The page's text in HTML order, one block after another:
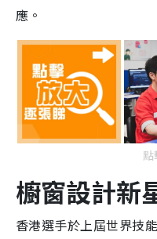
應。
櫥窗設計新
香港選手於上屆世界技